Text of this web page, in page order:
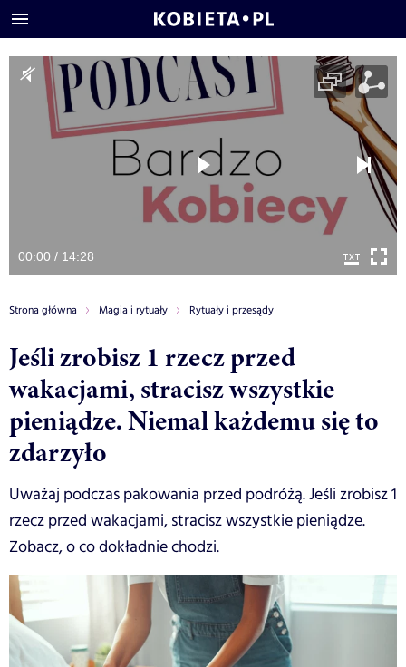
00:00 / 14:28
Strona główna Magia i rytuały Rytuały i przesądy
Jeśli zrobisz 1 rzecz przed
wakacjami, stracisz wszystkie
pieniądze. Niemal każdemu się to
zdarzyło
Uważaj podczas pakowania przed podróżą. Jeśli zrobisz 1
rzecz przed wakacjami, stracisz wszystkie pieniądze.
Zobacz, o co dokładnie chodzi.